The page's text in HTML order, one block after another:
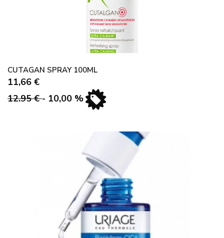
CUTAGAN SPRAY 100ML
11,66 €
12.95 €- 10,00 %